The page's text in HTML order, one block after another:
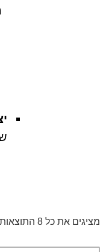
מציגים את כל ⁦8⁩ התוצאות